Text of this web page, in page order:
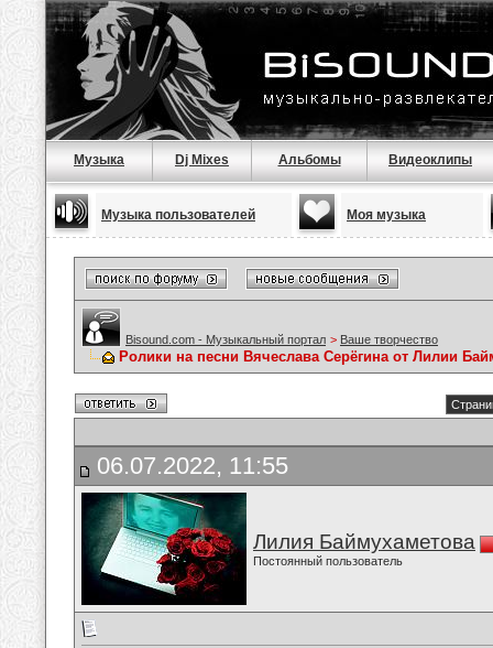
Музыка Dj Mixes Альбомы Видеоклипы
Музыка пользователей Моя музыка
Bisound.com - Музыкальный портал > Ваше творчество
Ролики на песни Вячеслава Серёгина от Лилии
06.07.2022, 11:55
Лилия Баймухаметова
Постоянный пользователь